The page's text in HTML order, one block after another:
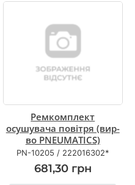
Ремкомплект
осушувача повітря (вир-
во PNEUMATICS)
PN-10205 / 222016302*
681,30 грн